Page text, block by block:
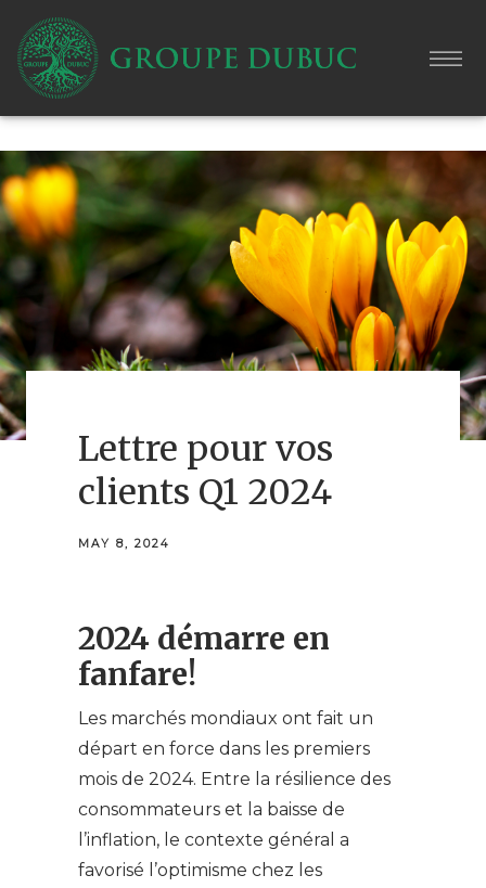
Lettre pour vos
clients Q1 2024
MAY 8, 2024
2024 démarre en
fanfare!
Les marchés mondiaux ont fait un
départ en force dans les premiers
mois de 2024. Entre la résilience des
consommateurs et la baisse de
l’inflation, le contexte général a
favorisé l’optimisme chez les